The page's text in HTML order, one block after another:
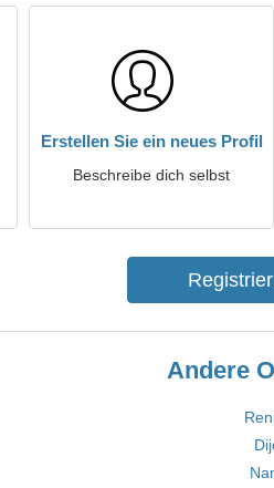
Erstellen Sie ein neues Profil
Beschreibe dich selbst
Andere